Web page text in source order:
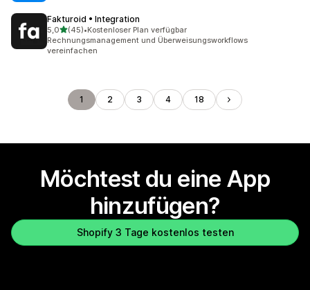
Fakturoid • Integration
5,0von 5 Sternen
(45)
45 Rezensionen insgesamt
•Kostenloser Plan verfügbar
Rechnungsmanagement und Überweisungsworkflows
vereinfachen
1 2 3 4 18
Möchtest du eine App
hinzufügen?
Shopify 3 Tage kostenlos testen